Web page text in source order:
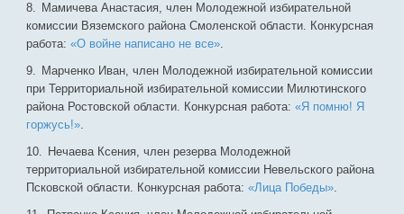
Мамичева Анастасия, член Молодежной избирательной
комиссии Вяземского района Смоленской области. Конкурсная
работа: «О войне написано не все».
Марченко Иван, член Молодежной избирательной комиссии
при Территориальной избирательной комиссии Милютинского
района Ростовской области. Конкурсная работа:«Я помню! Я
горжусь!».
Нечаева Ксения, член резерва Молодежной
территориальной избирательной комиссии Невельского района
Псковской области. Конкурсная работа:«Лица Победы».